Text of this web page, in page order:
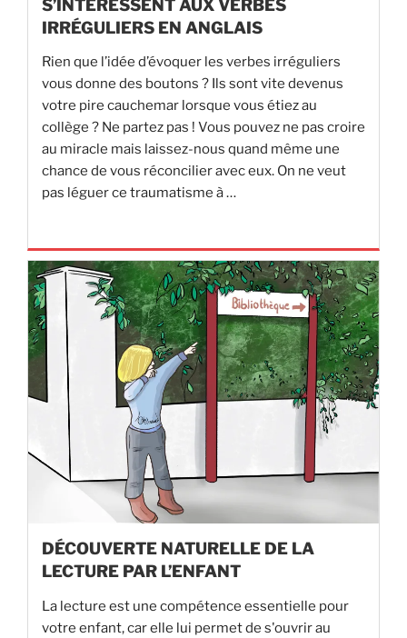
S’INTÉRESSENT AUX VERBES
IRRÉGULIERS EN ANGLAIS
Rien que l’idée d’évoquer les verbes irréguliers
vous donne des boutons ? Ils sont vite devenus
votre pire cauchemar lorsque vous étiez au
collège ? Ne partez pas ! Vous pouvez ne pas croire
au miracle mais laissez-nous quand même une
chance de vous réconcilier avec eux. On ne veut
pas léguer ce traumatisme à …
DÉCOUVERTE NATURELLE DE LA
LECTURE PAR L’ENFANT
La lecture est une compétence essentielle pour
votre enfant, car elle lui permet de s'ouvrir au